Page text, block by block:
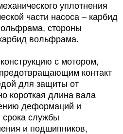
уплотнения
части насоса – карбид
стороны
вольфрама.
с мотором,
контакт
для защиты от
короткая длина вала
деформаций и
службы
и подшипников,